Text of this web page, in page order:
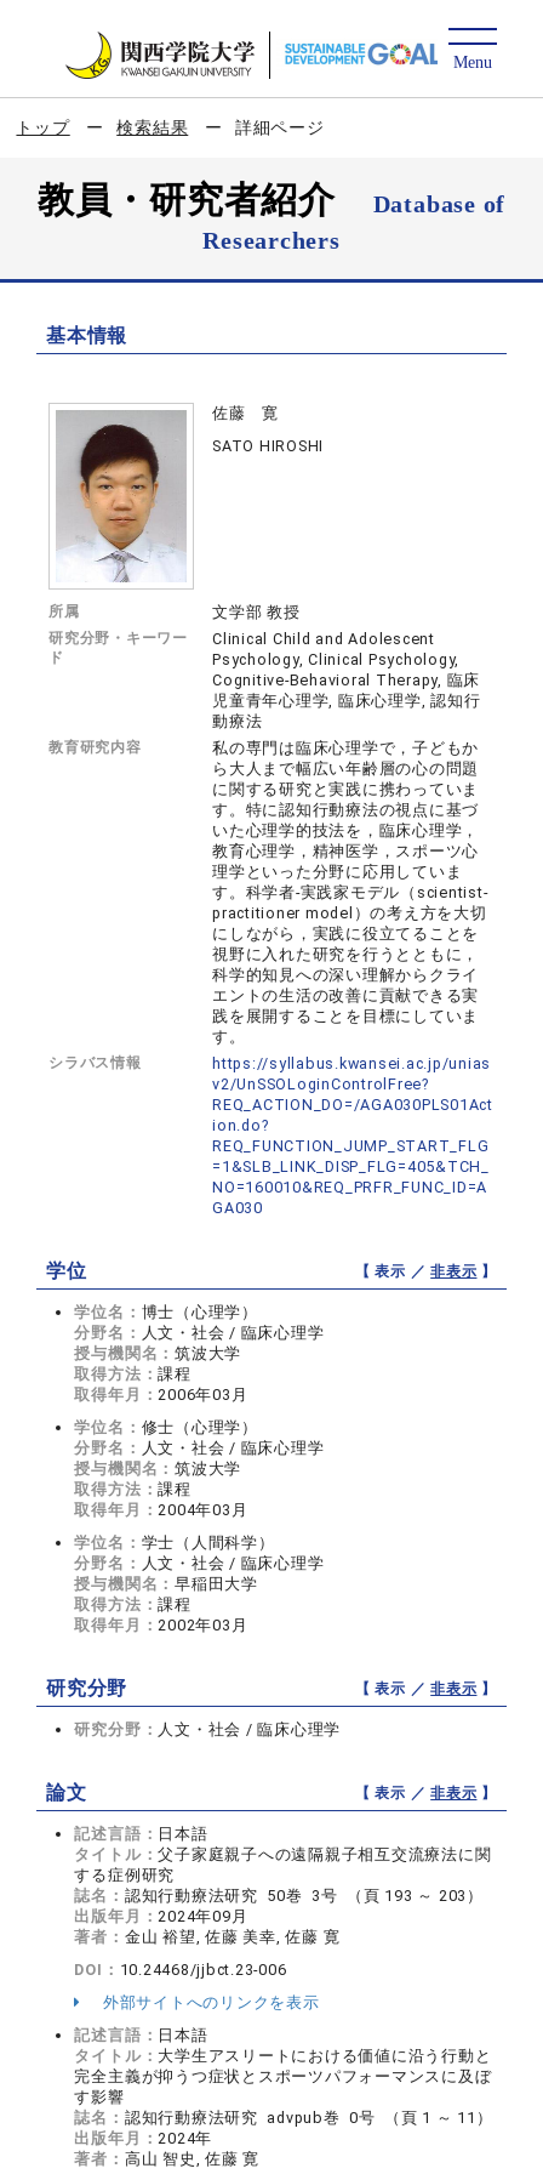
トップ 検索結果 詳細ページ
教員・研究者紹介
Database of
Researchers
基本情報
佐藤 寛
SATO HIROSHI
所属 文学部 教授
研究分野・キーワー
ド
Clinical Child and Adolescent
Psychology, Clinical Psychology,
Cognitive-Behavioral Therapy, 臨床
児童青年心理学, 臨床心理学, 認知行
動療法
教育研究内容
私の専門は臨床心理学で，子どもか
ら大人まで幅広い年齢層の心の問題
に関する研究と実践に携わっていま
す。特に認知行動療法の視点に基づ
いた心理学的技法を，臨床心理学，
教育心理学，精神医学，スポーツ心
理学といった分野に応用していま
す。科学者-実践家モデル（scientist-
practitioner model）の考え方を大切
にしながら，実践に役立てることを
視野に入れた研究を行うとともに，
科学的知見への深い理解からクライ
エントの生活の改善に貢献できる実
践を展開することを目標にしていま
す。
シラバス情報
https://syllabus.kwansei.ac.jp/unias
v2/UnSSOLoginControlFree?
REQ_ACTION_DO=/AGA030PLS01Act
ion.do?
REQ_FUNCTION_JUMP_START_FLG
=1&SLB_LINK_DISP_FLG=405&TCH_
NO=160010&REQ_PRFR_FUNC_ID=A
GA030
学位 【 表示 ／非表示 】
学位名： 博士（心理学）
分野名： 人文・社会 / 臨床心理学
授与機関名：筑波大学
取得方法：課程
取得年月：2006年03月
学位名： 修士（心理学）
分野名： 人文・社会 / 臨床心理学
授与機関名：筑波大学
取得方法：課程
取得年月：2004年03月
学位名： 学士（人間科学）
分野名： 人文・社会 / 臨床心理学
授与機関名：早稲田大学
取得方法：課程
取得年月：2002年03月
研究分野 【 表示 ／非表示 】
研究分野： 人文・社会 / 臨床心理学
論文 【 表示 ／非表示 】
記述言語： 日本語
タイトル：父子家庭親子への遠隔親子相互交流療法に関
する症例研究
誌名： 認知行動療法研究 50巻 3号 （頁 193 ～ 203）
出版年月：2024年09月
著者： 金山 裕望, 佐藤 美幸, 佐藤 寛
DOI： 10.24468/jjbct.23-006
外部サイトへのリンクを表示
記述言語： 日本語
タイトル： 大学生アスリートにおける価値に沿う行動と
完全主義が抑うつ症状とスポーツパフォーマンスに及ぼ
す影響
誌名： 認知行動療法研究 advpub巻 0号 （頁 1 ～ 11）
出版年月：2024年
著者： 高山 智史, 佐藤 寛